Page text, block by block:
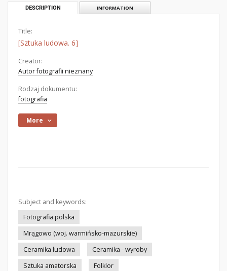
DESCRIPTION INFORMATION
Title:
[Sztuka ludowa. 6]
Creator:
Autor fotografii nieznany
Rodzaj dokumentu:
fotografia
More
Subject and keywords:
Fotografia polska
Mrągowo (woj. warmińsko-mazurskie)
Ceramika ludowa
Ceramika - wyroby
Sztuka amatorska
Folklor